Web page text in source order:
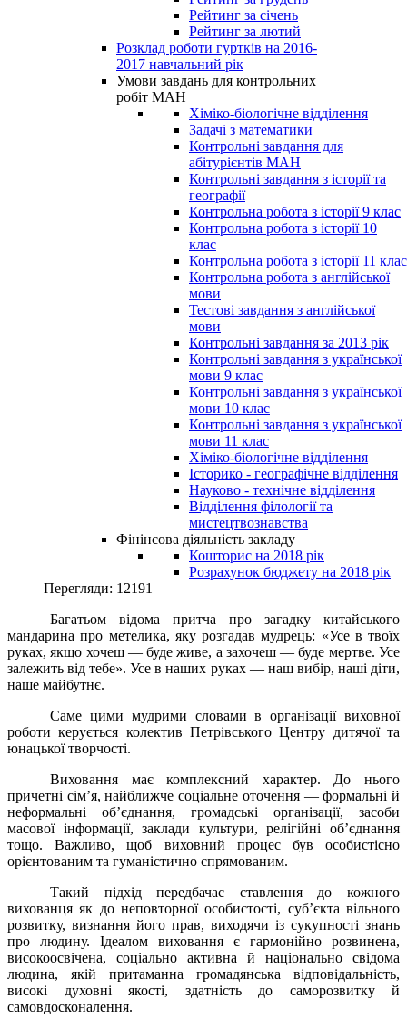
Рейтинг за січень
Рейтинг за лютий
Розклад роботи гуртків на 2016-
2017 навчальний рік
Умови завдань для контрольних
робіт МАН
Хіміко-біологічне відділення
Задачі з математики
Контрольні завдання для
абітурієнтів МАН
Контрольні завдання з історії та
географії
Контрольна робота з історії 9 клас
Контрольна робота з історії 10
клас
Контрольна робота з історії 11 клас
Контрольна робота з англійської
мови
Тестові завдання з англійської
мови
Контрольні завдання за 2013 рік
Контрольні завдання з української
мови 9 клас
Контрольні завдання з української
мови 10 клас
Контрольні завдання з української
мови 11 клас
Хіміко-біологічне відділення
Історико - географічне відділення
Науково - технічне відділення
Відділення філології та
мистецтвознавства
Фінінсова діяльність закладу
Кошторис на 2018 рік
Розрахунок бюджету на 2018 рік
Перегляди: 12191
Багатьом відома притча про загадку китайського
мандарина про метелика, яку розгадав мудрець: «Усе в твоїх
руках, якщо хочеш — буде живе, а захочеш — буде мертве. Усе
залежить від тебе». Усе в наших руках — наш вибір, наші діти,
наше майбутнє.
Саме цими мудрими словами в організації виховної
роботи керується колектив Петрівського Центру дитячої та
юнацької творчості.
Виховання має комплексний характер. До нього
причетні сім’я, найближче соціальне ото­чення — формальні й
неформальні об’єднання, громадські організації, засоби
масової інформації, заклади культури, релігійні об’єднання
тощо. Важливо, щоб виховний процес був особистісно
орієнтованим та гуманістично спрямованим.
Такий підхід передбачає ставлення до кожного
вихованця як до неповторної особистості, суб’єкта вільного
розвитку, визнання його прав, виходячи із сукупності знань
про людину. Ідеалом виховання є гармоній­но розвинена,
високоосвічена, соціально активна й національно свідома
людина, якій притаманна громадянська відповідальність,
високі духовні якості, здатність до саморозвитку й
самовдоскона­лення.